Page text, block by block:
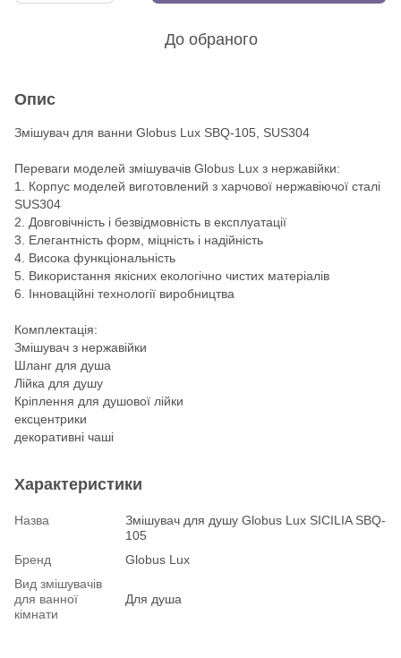
До обраного
Опис
Змішувач для ванни Globus Lux SBQ-105, SUS304
Переваги моделей змішувачів Globus Lux з нержавійки:
1. Корпус моделей виготовлений з харчової нержавіючої сталі
SUS304
2. Довговічність і безвідмовність в експлуатації
3. Елегантність форм, міцність і надійність
4. Висока функціональність
5. Використання якісних екологічно чистих матеріалів
6. Інноваційні технології виробництва
Комплектація:
Змішувач з нержавійки
Шланг для душа
Лійка для душу
Кріплення для душової лійки
ексцентрики
декоративні чаші
Характеристики
Назва
Змішувач для душу Globus Lux SICILIA SBQ-
105
Бренд
Globus Lux
Вид змішувачів
для ванної
кімнати
Для душа